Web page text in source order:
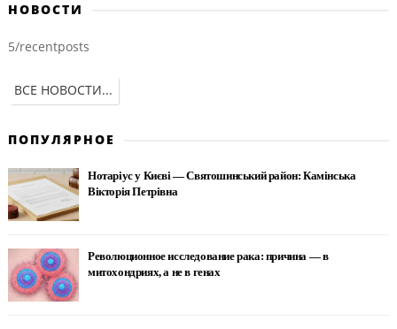
НОВОСТИ
5/recentposts
ВСЕ НОВОСТИ...
ПОПУЛЯРНОЕ
Нотаріус у Києві — Святошинський район: Камінська
Вікторія Петрівна
Революционное исследование рака: причина — в
митохондриях, а не в генах